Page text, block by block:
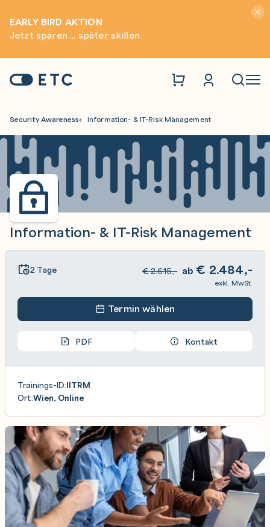
EARLY BIRD AKTION
Jetzt sparen ... später skillen
Startseite: ETC
Security Awareness Information- & IT-Risk Management
Information- & IT-Risk Management
2 Tage €2.615,- ab € 2.484,-
exkl. MwSt.
Termin wählen
PDF Kontakt
Trainings-ID:IITRM
Ort:Wien, Online